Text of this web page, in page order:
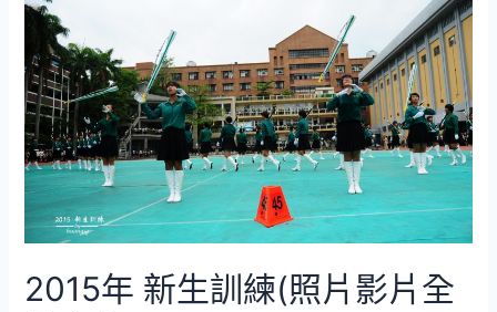
棒
團
動
態
展
演
出
（先
上
預
2015年 新生訓練(照片影片全